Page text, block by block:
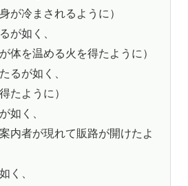
が冷まされるように）
が如く、
体を温める火を得たように）
るが如く、
たように）
如く、
内者が現れて販路が開けたよ
く、